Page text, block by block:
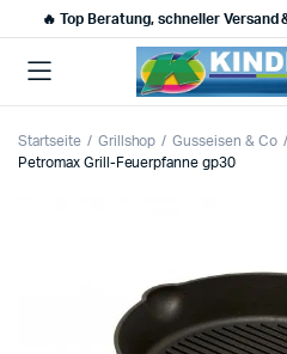
🔥 Top Beratung, schneller
Startseite Grillshop Gusseisen & Co
Petromax Grill-Feuerpfanne gp30